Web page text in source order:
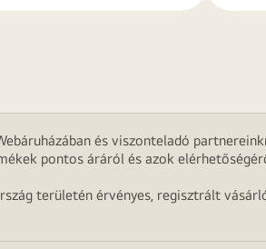
és viszonteladó
pontos áráról és azok
területén érvényes, regisztrált